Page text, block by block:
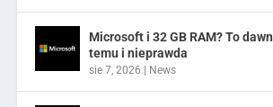
Microsoft i 32 GB RAM? To
temu i nieprawda
sie 7, 2026 | News